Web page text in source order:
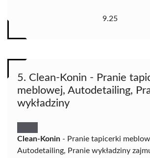
9.25
5. Clean-Konin - Pranie
meblowej, Autodetailing,
wykładziny
Clean-Konin - Pranie tapicerki
Autodetailing, Pranie wykładziny